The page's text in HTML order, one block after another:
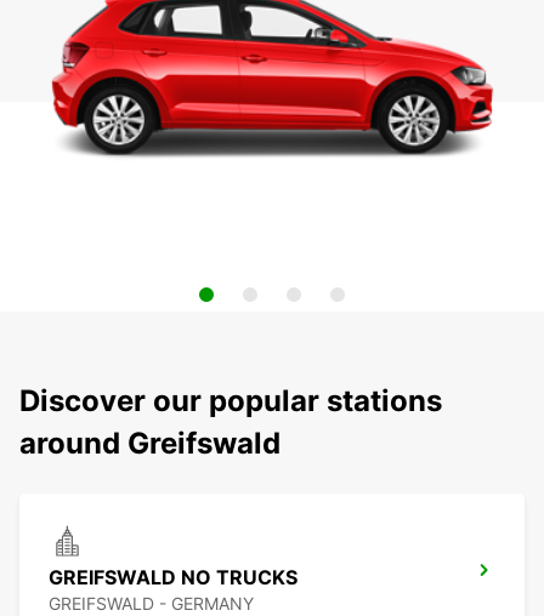
Discover our popular stations
around Greifswald
GREIFSWALD NO TRUCKS
GREIFSWALD - GERMANY